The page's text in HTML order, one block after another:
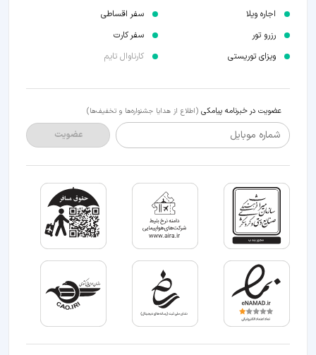
اجاره ویلا
رزرو تور
ویزای توریستی
سفر اقساطی
سفر کارت
کارناوال تایم
عضویت در خبرنامه پیامکی (اطلاع از هدایا جشنواره‌ها و تخفیف‌ها)
شماره موبایل عضویت